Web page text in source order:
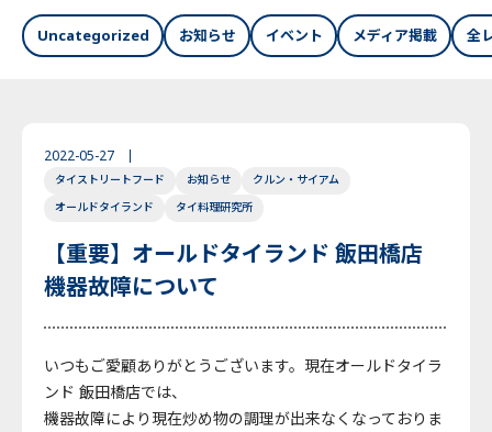
お問い合わせ
English Japanese Thai
Uncategorized お知らせ イベント メディア掲載 全
2022-05-27
タイストリートフード お知らせ
クルン・サイアム
オールドタイランド
タイ料理研究所
【重要】オールドタイランド 飯田橋店
機器故障について
いつもご愛顧ありがとうございます。現在オールドタイラ
ンド 飯田橋店では、
機器故障により現在炒め物の調理が出来なくなっておりま